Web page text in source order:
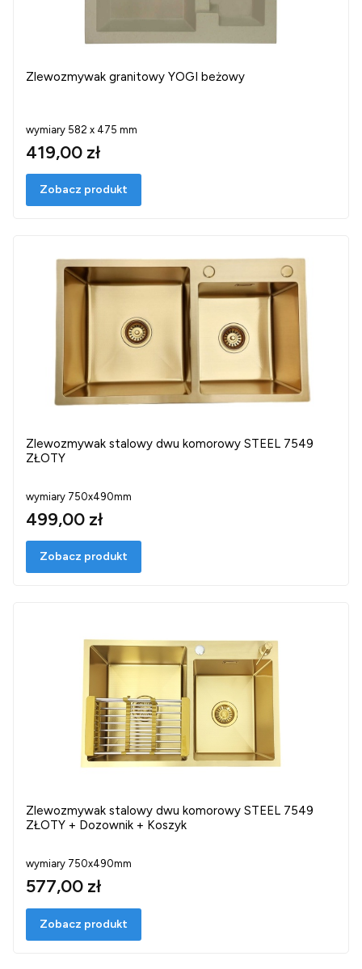
Zlewozmywak granitowy YOGI beżowy
wymiary 582 x 475 mm
419,00 zł
Zobacz produkt
Zlewozmywak stalowy dwu komorowy STEEL 7549
ZŁOTY
wymiary 750x490mm
499,00 zł
Zobacz produkt
Zlewozmywak stalowy dwu komorowy STEEL 7549
ZŁOTY + Dozownik + Koszyk
wymiary 750x490mm
577,00 zł
Zobacz produkt